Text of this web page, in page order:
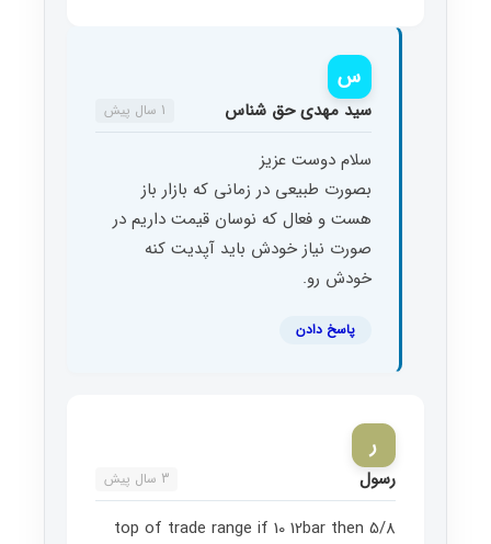
س
سید مهدی حق شناس 1 سال پیش
سلام دوست عزیز
بصورت طبیعی در زمانی که بازار باز
هست و فعال که نوسان قیمت داریم در
صورت نیاز خودش باید آپدیت کنه
خودش رو.
پاسخ دادن
ر
رسول 3 سال پیش
5/8 top of trade range
if 10 12bar then